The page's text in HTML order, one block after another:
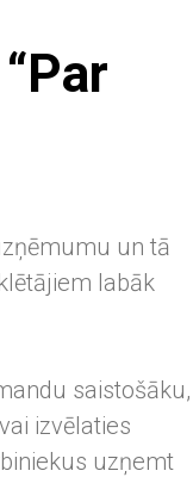
un tā
labāk
saistošāku,
izvēlaties
uzņemt